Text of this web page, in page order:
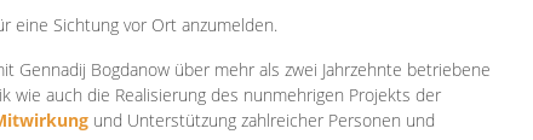
eine Sichtung vor Ort anzumelden.
Bogdanow über mehr als zwei Jahrzehnte betriebene
wie auch die Realisierung des nunmehrigen Projekts der
und Unterstützung zahlreicher Personen und